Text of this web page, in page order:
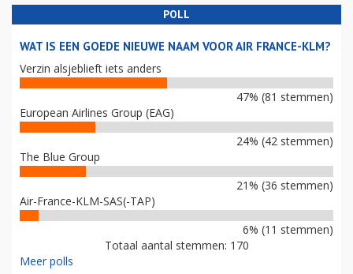
POLL
WAT IS EEN GOEDE NIEUWE NAAM VOOR AIR FRANCE-KLM?
Verzin alsjeblieft iets anders
47% (81 stemmen)
European Airlines Group (EAG)
24% (42 stemmen)
The Blue Group
21% (36 stemmen)
Air-France-KLM-SAS(-TAP)
6% (11 stemmen)
Totaal aantal stemmen: 170
Meer polls